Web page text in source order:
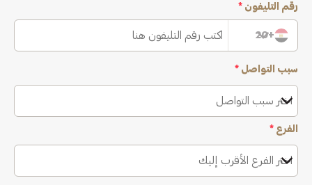
رقم التليفون *
+20
سبب التواصل *
اختر سبب التواصل
الفرع *
اختر الفرع الأقرب إليك